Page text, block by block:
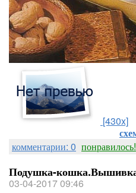
[430x]
комментарии: 0 понравилось!
Подушка-
03-04-2017 09:46